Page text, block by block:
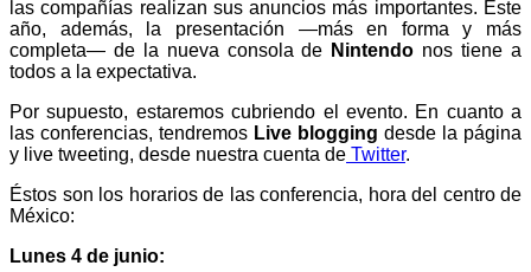
las compañías realizan sus anuncios más importantes. Este
año, además, la presentación —más en forma y más
completa— de la nueva consola de Nintendo nos tiene a
todos a la expectativa.
Por supuesto, estaremos cubriendo el evento. En cuanto a
las conferencias, tendremos Live blogging desde la página
y live tweeting, desde nuestra cuenta de Twitter.
Éstos son los horarios de las conferencia, hora del centro de
México:
Lunes 4 de junio: